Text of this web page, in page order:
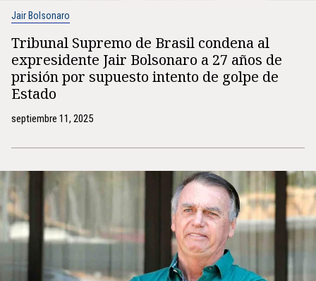
Jair Bolsonaro
Tribunal Supremo de Brasil condena al
expresidente Jair Bolsonaro a 27 años de
prisión por supuesto intento de golpe de
Estado
septiembre 11, 2025